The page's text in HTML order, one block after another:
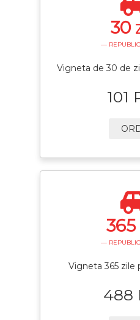
30
—
Vigneta de 30 de
101
365
—
Vigneta 365 zile
488